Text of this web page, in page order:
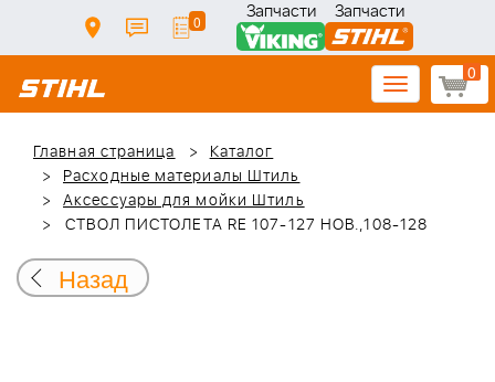
0 Запчасти Запчасти
0
Toggle
navigation
Главная страница
Каталог
Расходные материалы Штиль
Аксессуары для мойки Штиль
СТВОЛ ПИСТОЛЕТА RЕ 107-127 НОВ.,108-128
Назад